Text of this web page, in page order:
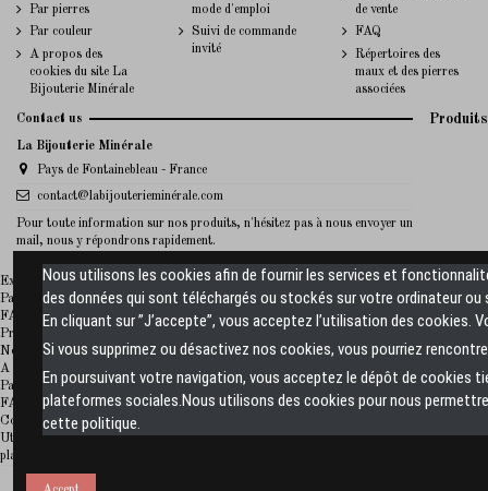
Par pierres
Par couleur
A propos des
cookies du site La
Bijouterie Minérale
mode d'emploi
Suivi de commande
invité
de vente
FAQ
Répertoires des
maux et des pierres
associées
Contact us
La Bijouterie Minérale
Pays de Fontainebleau - France
contact@labijouterieminérale.com
Pour toute information sur nos produits, n'hésitez pas à nous envoyer un
mail, nous y répondrons rapidement.
Produits
Expédition des produits
Paiement sécurisé
FAQ
Promotions
Nouveaux produits sur La Bijouterie Minérale
La Bijouterie Minerale
A propos de La Bijouterie Minérale
Paiement sécurisé
FAQ
Conditions générales de vente
Utiliser ce formulaire pour nous contacter
plan-site
Nous utilisons les cookies afin de fournir les services et
des données qui sont téléchargés ou stockés sur votre ordinateur ou
En cliquant sur ”J’accepte”, vous acceptez l’utilisation des cookies.
Si vous supprimez ou désactivez nos cookies, vous pourriez
En poursuivant votre navigation, vous acceptez le dépôt de cookies
plateformes sociales.Nous utilisons des cookies pour nous
cette politique.